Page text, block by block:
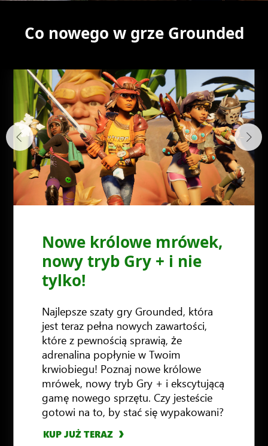
Co nowego w grze Grounded
Nowe królowe mrówek,
nowy tryb Gry + i nie
tylko!
Najlepsze szaty gry Grounded, która
jest teraz pełna nowych zawartości,
które z pewnością sprawią, że
adrenalina popłynie w Twoim
krwiobiegu! Poznaj nowe królowe
mrówek, nowy tryb Gry + i ekscytującą
gamę nowego sprzętu. Czy jesteście
gotowi na to, by stać się wypakowani?
KUP JUŻ TERAZ
KUP JUŻ TERAZ
KUP JUŻ TERAZ
KUP JUŻ TERAZ
KUP JUŻ TERAZ